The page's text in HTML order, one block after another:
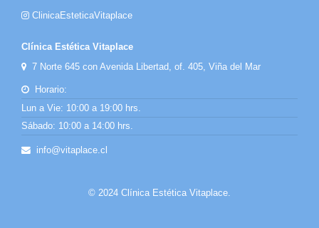
ClinicaEsteticaVitaplace
Clínica Estética Vitaplace
7 Norte 645 con Avenida Libertad, of. 405, Viña del Mar
Horario:
Lun a Vie: 10:00 a 19:00 hrs.
Sábado: 10:00 a 14:00 hrs.
info@vitaplace.cl
© 2024 Clínica Estética Vitaplace.